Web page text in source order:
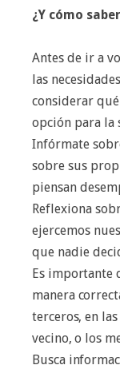
¿Y cómo
Antes de ir a
las
considerar
opción para la
Infórmate
sobre sus
piensan
Reflexiona
ejercemos
que nadie
Es importante
manera
terceros, en
vecino, o los
Busca